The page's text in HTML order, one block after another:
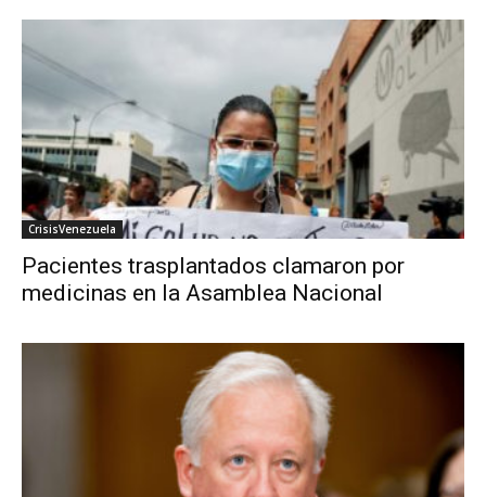
CrisisVenezuela
Pacientes trasplantados clamaron por
medicinas en la Asamblea Nacional